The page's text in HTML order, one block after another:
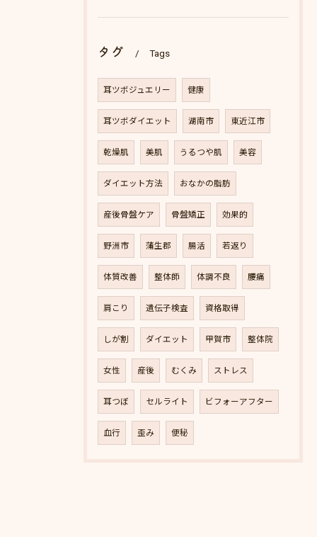
タグ Tags
耳ツボジュエリー 健康
耳ツボダイエット 湖南市 東近江市
乾燥肌 美肌 うるつや肌 美容
ダイエット方法 おなかの脂肪
産後骨盤ケア 骨盤矯正 効果的
野洲市 蒲生郡 腸活 若返り
体質改善 整体師 体調不良 腰痛
肩こり 遺伝子検査 資格取得
しが割 ダイエット 甲賀市 整体院
女性 産後 むくみ ストレス
耳つぼ セルライト ビフォーアフター
血行 歪み 便秘